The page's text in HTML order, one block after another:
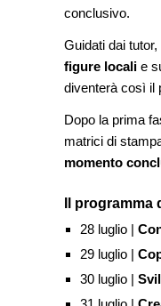
conclusivo.
Guidati dai
figure locali e
diventerà così il
Dopo la prima
matrici di
momento
Il
28 luglio |
29 luglio |
30 luglio |